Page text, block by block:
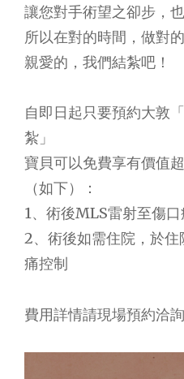
讓您對手術望之卻步，
所以在對的時間，做對
親愛的，我們結紮吧！
自即日起只要預約大敦
紮」
寶貝可以免費享有價值
（如下）：
1、術後MLS雷射至傷口
2、術後如需住院，於
痛控制
費用詳情請現場預約洽